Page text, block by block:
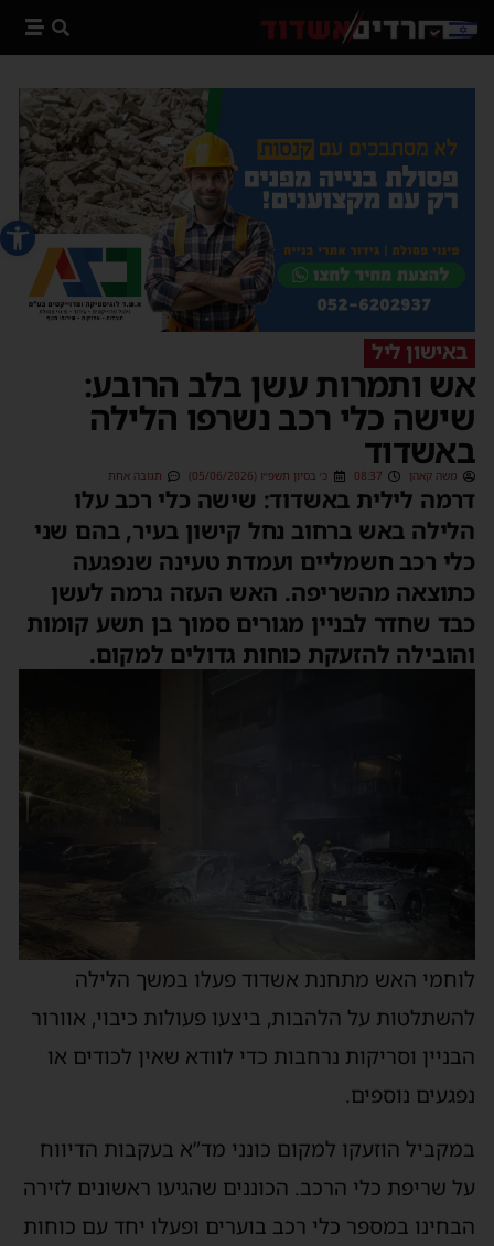
פתח
באישון ליל
אש ותמרות עשן בלב הרובע:
שישה כלי רכב נשרפו הלילה
באשדוד
משה קאהן 08:37 כ׳ בסיון תשפ״ו (05/06/2026) תגובה אחת
דרמה לילית באשדוד: שישה כלי רכב עלו
הלילה באש ברחוב נחל קישון בעיר, בהם שני
כלי רכב חשמליים ועמדת טעינה שנפגעה
כתוצאה מהשריפה. האש העזה גרמה לעשן
כבד שחדר לבניין מגורים סמוך בן תשע קומות
והובילה להזעקת כוחות גדולים למקום.
לוחמי האש מתחנת אשדוד פעלו במשך הלילה
להשתלטות על הלהבות, ביצעו פעולות כיבוי, אוורור
הבניין וסריקות נרחבות כדי לוודא שאין לכודים או
נפגעים נוספים.
במקביל הוזעקו למקום כונני מד”א בעקבות הדיווח
על שריפת כלי הרכב. הכוננים שהגיעו ראשונים לזירה
הבחינו במספר כלי רכב בוערים ופעלו יחד עם כוחות